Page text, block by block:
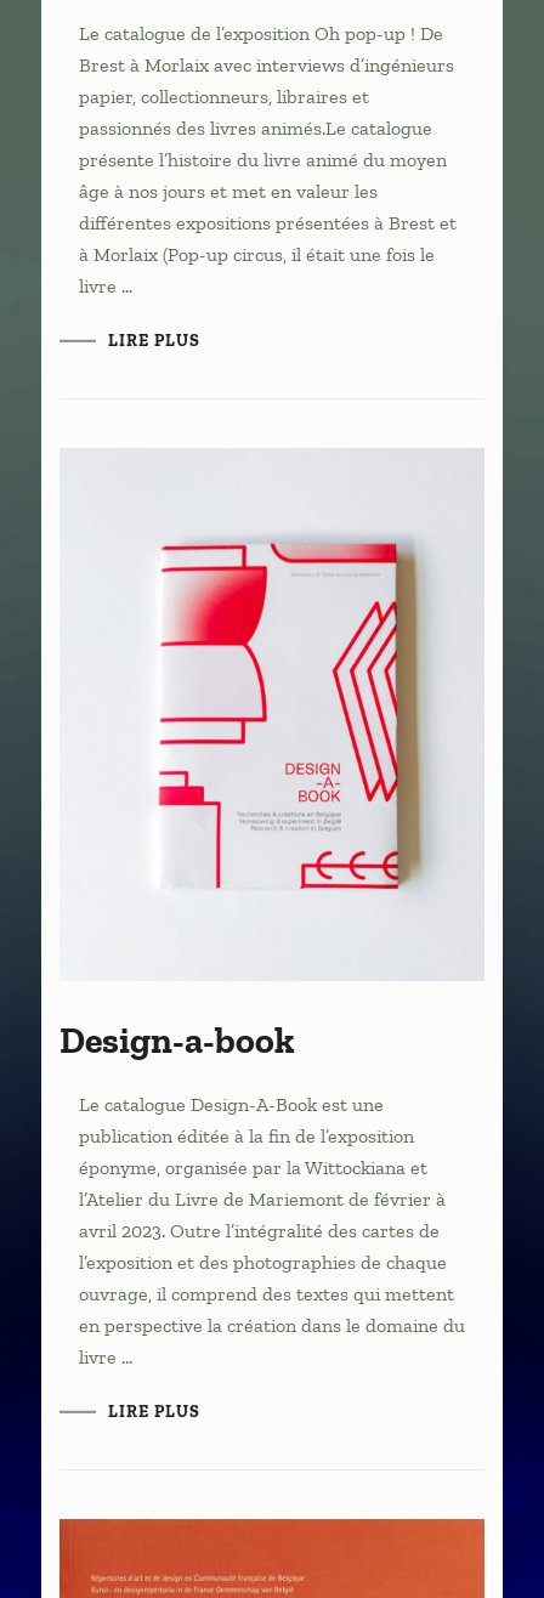
Le catalogue de l’exposition Oh pop-up ! De
Brest à Morlaix avec interviews d’ingénieurs
papier, collectionneurs, libraires et
passionnés des livres animés.Le catalogue
présente l’histoire du livre animé du moyen
âge à nos jours et met en valeur les
différentes expositions présentées à Brest et
à Morlaix (Pop-up circus, il était une fois le
livre …
LIRE PLUS
Design-a-book
Le catalogue Design-A-Book est une
publication éditée à la fin de l’exposition
éponyme, organisée par la Wittockiana et
l’Atelier du Livre de Mariemont de février à
avril 2023. Outre l’intégralité des cartes de
l’exposition et des photographies de chaque
ouvrage, il comprend des textes qui mettent
en perspective la création dans le domaine du
livre …
LIRE PLUS